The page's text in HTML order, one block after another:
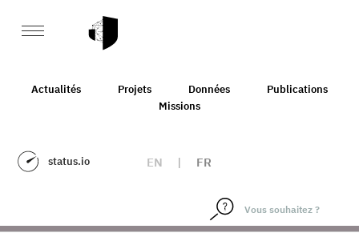
Actualités Projets Données
Publications
Missions
status.io EN | FR